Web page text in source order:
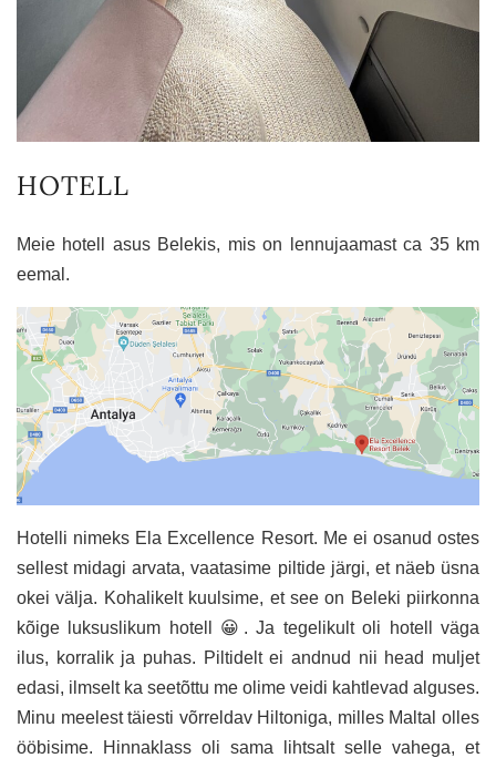
HOTELL
Meie hotell asus Belekis, mis on lennujaamast ca 35 km
eemal.
Hotelli nimeks Ela Excellence Resort. Me ei osanud ostes
sellest midagi arvata, vaatasime piltide järgi, et näeb üsna
okei välja. Kohalikelt kuulsime, et see on Beleki piirkonna
kõige luksuslikum hotell 😀. Ja tegelikult oli hotell väga
ilus, korralik ja puhas. Piltidelt ei andnud nii head muljet
edasi, ilmselt ka seetõttu me olime veidi kahtlevad alguses.
Minu meelest täiesti võrreldav Hiltoniga, milles Maltal olles
ööbisime. Hinnaklass oli sama lihtsalt selle vahega, et